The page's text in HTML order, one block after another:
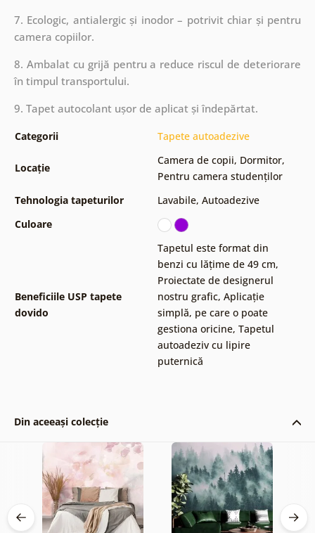
7. Ecologic, antialergic și inodor – potrivit chiar și pentru
camera copiilor.
8. Ambalat cu grijă pentru a reduce riscul de deteriorare
în timpul transportului.
9. Tapet autocolant ușor de aplicat și îndepărtat.
Categorii Tapete autoadezive
Locație
Camera de copii, Dormitor,
Pentru camera studenților
Tehnologia tapeturilor
Lavabile, Autoadezive
Culoare
Beneficiile USP tapete
dovido
Tapetul este format din
benzi cu lățime de 49 cm,
Proiectate de designerul
nostru grafic, Aplicație
simplă, pe care o poate
gestiona oricine, Tapetul
autoadeziv cu lipire
puternică
Din aceeași colecție